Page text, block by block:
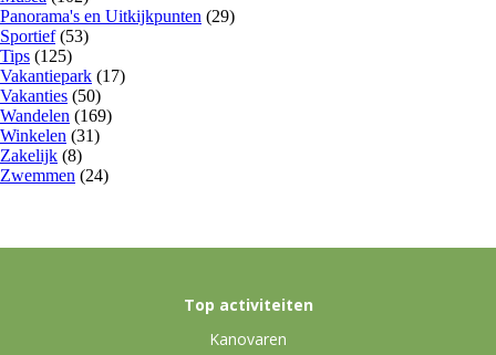
Panorama's en Uitkijkpunten (29)
Sportief(53)
Tips (125)
Vakantiepark (17)
Vakanties (50)
Wandelen (169)
Winkelen (31)
Zakelijk (8)
Zwemmen (24)
Top activiteiten
Kanovaren